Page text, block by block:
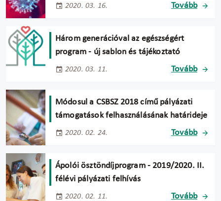
2020. 03. 16. Tovább
Három generációval az egészségért
program - új sablon és tájékoztató
2020. 03. 11. Tovább
Módosul a CSBSZ 2018 című pályázati
támogatások felhasználásának határideje
2020. 02. 24. Tovább
Ápolói ösztöndíjprogram - 2019/2020. II.
félévi pályázati felhívás
2020. 02. 11. Tovább